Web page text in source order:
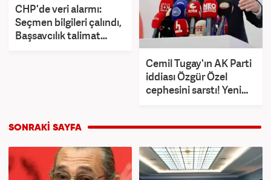
CHP'de veri alarmı:
Seçmen bilgileri çalındı,
Başsavcılık talimat
Cemil Tugay'ın AK Parti
iddiası Özgür Özel
cephesini sarstı! Yeni